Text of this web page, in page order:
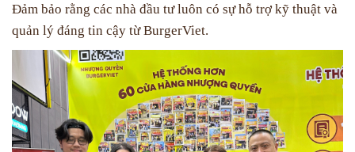
Đảm bảo rằng các nhà đầu tư luôn có sự hỗ trợ kỹ thuật và
quản lý đáng tin cậy từ BurgerViet.